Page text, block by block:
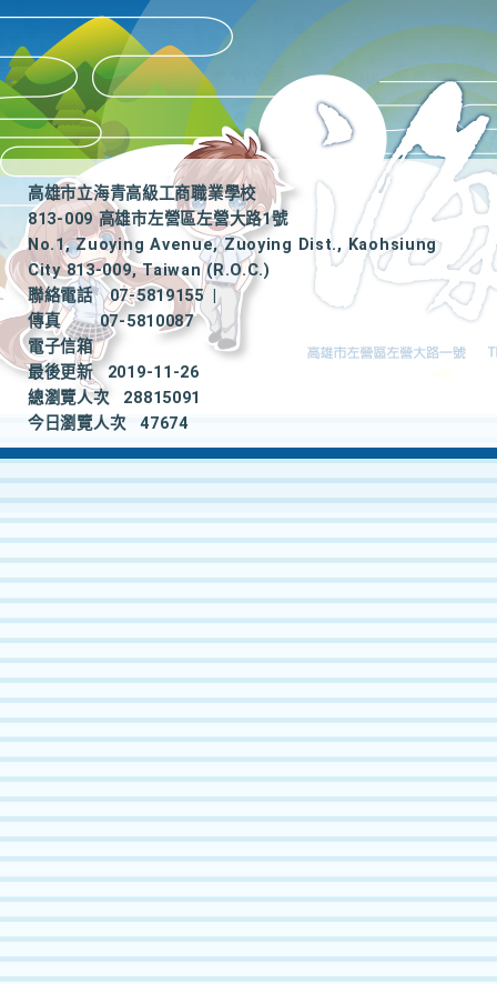
高雄市立海青高級工商職業學校
813-009 高雄市左營區左營大路1號
No.1, Zuoying Avenue, Zuoying Dist., Kaohsiung
City 813-009, Taiwan (R.O.C.)
聯絡電話
07-5819155
|
傳真
07-5810087
電子信箱
最後更新
2019-11-26
總瀏覽人次
28815091
今日瀏覽人次
47674